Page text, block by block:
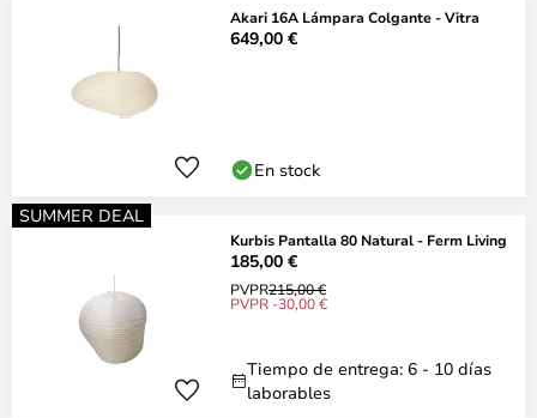
Akari 16A Lámpara Colgante - Vitra
649,00 €
En stock
SUMMER DEAL
Kurbis Pantalla 80 Natural - Ferm Living
185,00 €
PVPR215,00 €
PVPR -30,00 €
Tiempo de entrega: 6 - 10 días
laborables